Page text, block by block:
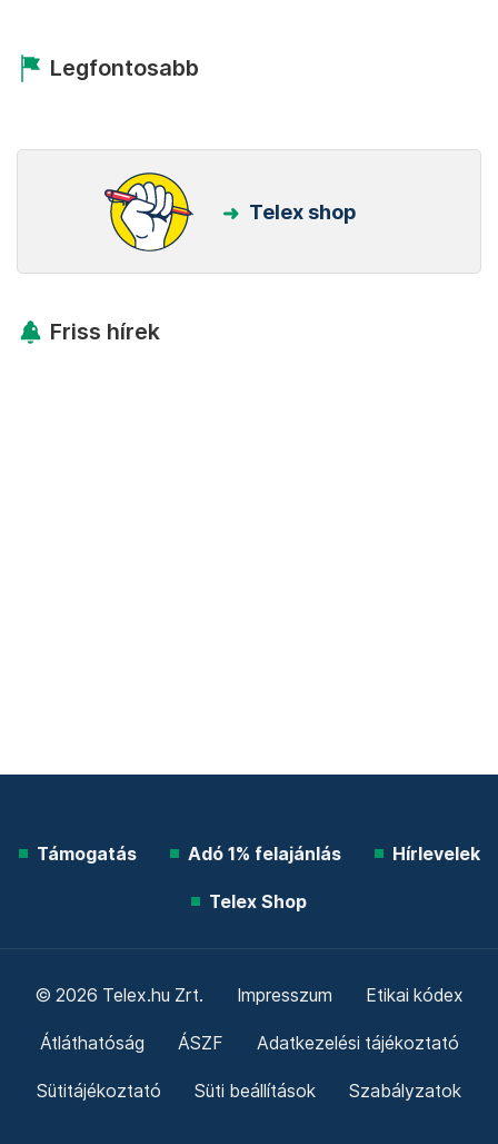
Legfontosabb
Telex shop
Friss hírek
Támogatás Adó 1% felajánlás Hírlevelek
Telex Shop
© 2026 Telex.hu Zrt. Impresszum Etikai kódex
Átláthatóság ÁSZF Adatkezelési tájékoztató
Sütitájékoztató Süti beállítások Szabályzatok